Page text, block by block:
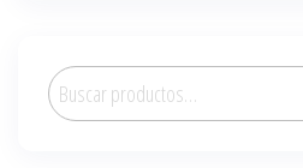
Buscar
por: